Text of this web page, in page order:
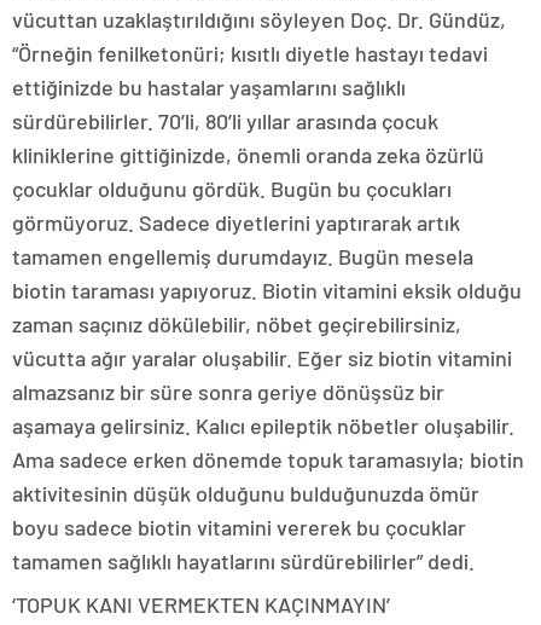
vücuttan uzaklaştırıldığını söyleyen Doç. Dr. Gündüz,
“Örneğin fenilketonüri; kısıtlı diyetle hastayı tedavi
ettiğinizde bu hastalar yaşamlarını sağlıklı
sürdürebilirler. 70’li, 80’li yıllar arasında çocuk
kliniklerine gittiğinizde, önemli oranda zeka özürlü
çocuklar olduğunu gördük. Bugün bu çocukları
görmüyoruz. Sadece diyetlerini yaptırarak artık
tamamen engellemiş durumdayız. Bugün mesela
biotin taraması yapıyoruz. Biotin vitamini eksik olduğu
zaman saçınız dökülebilir, nöbet geçirebilirsiniz,
vücutta ağır yaralar oluşabilir. Eğer siz biotin vitamini
almazsanız bir süre sonra geriye dönüşsüz bir
aşamaya gelirsiniz. Kalıcı epileptik nöbetler oluşabilir.
Ama sadece erken dönemde topuk taramasıyla; biotin
aktivitesinin düşük olduğunu bulduğunuzda ömür
boyu sadece biotin vitamini vererek bu çocuklar
tamamen sağlıklı hayatlarını sürdürebilirler” dedi.
‘TOPUK KANI VERMEKTEN KAÇINMAYIN’